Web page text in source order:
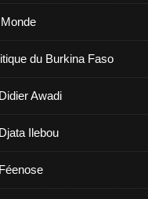
du Burkina Faso
Awadi
Ilebou